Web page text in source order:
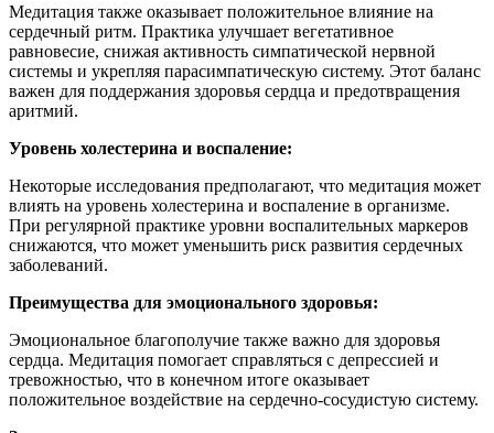
Медитация также оказывает положительное влияние на
сердечный ритм. Практика улучшает вегетативное
равновесие, снижая активность симпатической нервной
системы и укрепляя парасимпатическую систему. Этот баланс
важен для поддержания здоровья сердца и предотвращения
аритмий.
Уровень холестерина и воспаление:
Некоторые исследования предполагают, что медитация может
влиять на уровень холестерина и воспаление в организме.
При регулярной практике уровни воспалительных маркеров
снижаются, что может уменьшить риск развития сердечных
заболеваний.
Преимущества для эмоционального здоровья:
Эмоциональное благополучие также важно для здоровья
сердца. Медитация помогает справляться с депрессией и
тревожностью, что в конечном итоге оказывает
положительное воздействие на сердечно-сосудистую систему.